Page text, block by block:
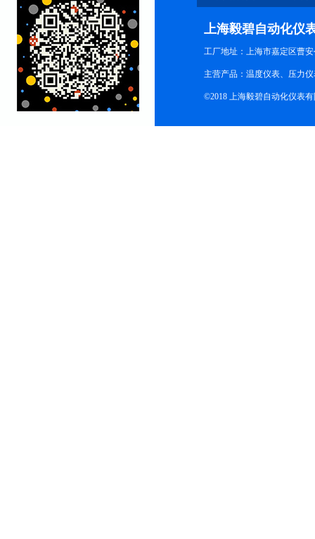
上海毅碧自动化仪
工厂地址：上海市嘉定区曹安
主营产品：温度仪表、压力
©2018 上海毅碧自动化仪表